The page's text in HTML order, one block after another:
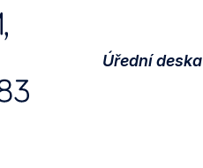
Úřední deska